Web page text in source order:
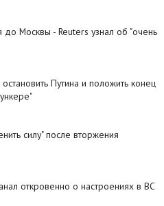
Москвы - Reuters узнал об "очень
Путина и положить конец
силу" после вторжения
откровенно о настроениях в ВС